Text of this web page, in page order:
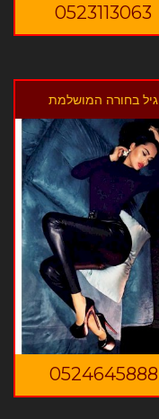
0523113063
גיל בחורה המושלמת
0524645888